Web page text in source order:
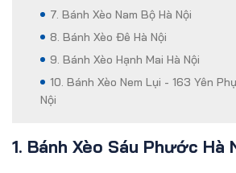
7. Bánh Xèo Nam Bộ Hà Nội
8. Bánh Xèo Đê Hà Nội
9. Bánh Xèo Hạnh Mai Hà Nội
10. Bánh Xèo Nem Lụi - 163 Yên
Nội
1. Bánh Xèo Sáu Phước Hà